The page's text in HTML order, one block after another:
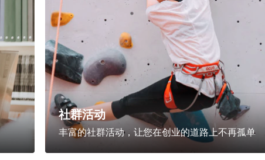
社群活动
丰富的社群活动，让您在创业的道路上不再孤单